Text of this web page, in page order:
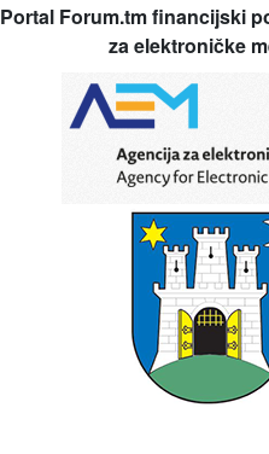
Portal Forum.tm financijski
za elektroničke